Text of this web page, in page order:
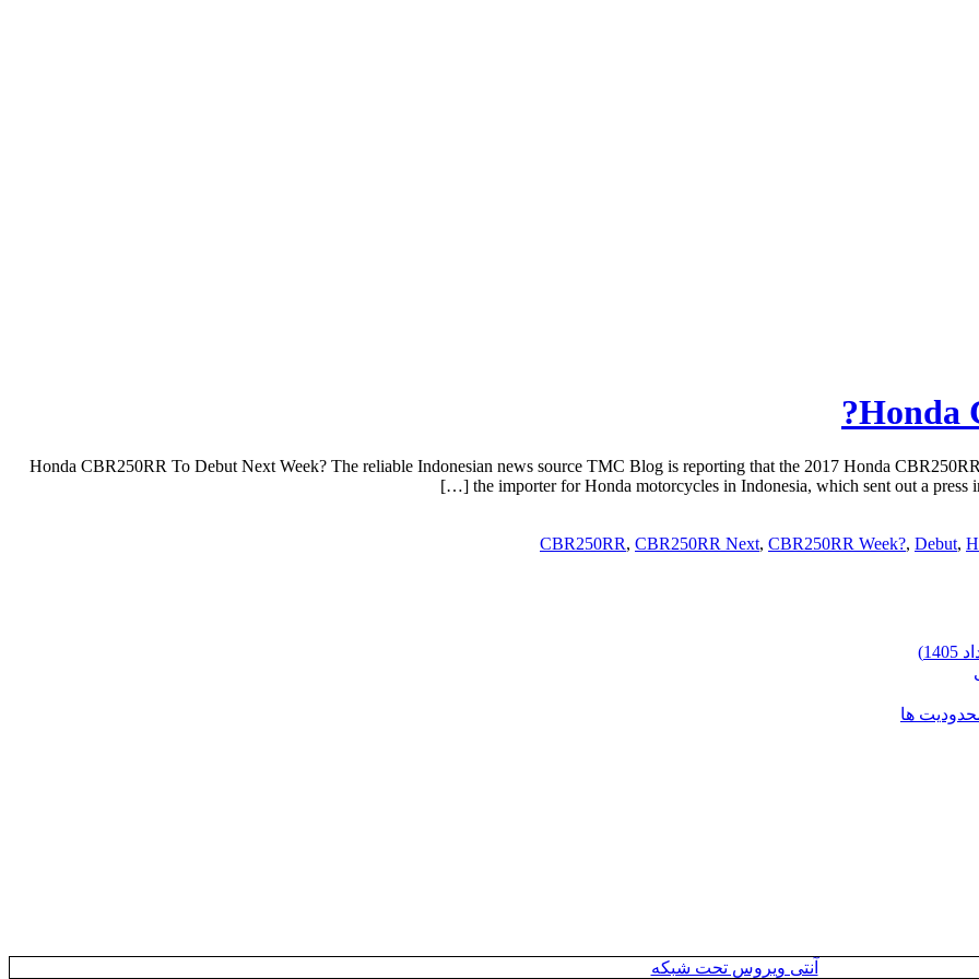
Honda
Honda CBR250RR To Debut Next Week? The reliable Indonesian news source TMC Blog is reporting that the 2017 Honda
the importer for Honda motorcycles in Indonesia, which sent out a press
CBR250RR, CBR250RR Next, CBR250RR Week?, Debut,
ها
آنتی ویروس تحت شبکه